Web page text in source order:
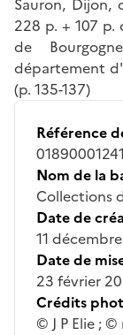
228 p. + 107
de
département
(p. 135-137)
Référence
01890001241
Nom de la
Collections
Date de
11
Date de
23 février
Crédits
© J P Elie ;